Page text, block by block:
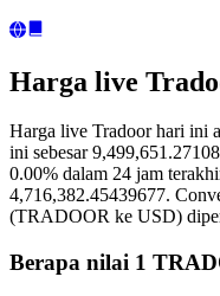
Harga live
Harga live Tradoor hari ini
ini sebesar
0.00% dalam 24 jam
4,716,382.45439677.
(TRADOOR ke USD)
Berapa nilai 1